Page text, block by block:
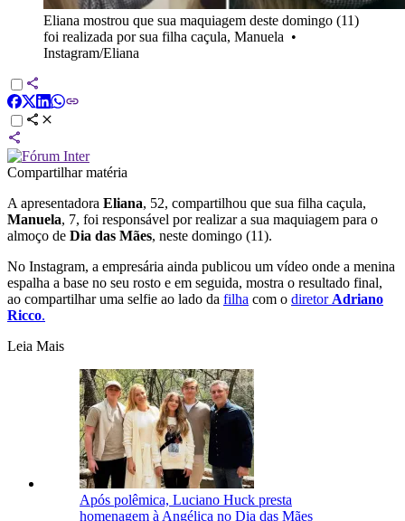
Eliana mostrou que sua maquiagem deste domingo (11)
foi realizada por sua filha caçula, Manuela •
Instagram/Eliana
Compartilhar matéria
A apresentadora Eliana, 52, compartilhou que sua filha caçula,
Manuela, 7, foi responsável por realizar a sua maquiagem para o
almoço de Dia das Mães, neste domingo (11).
No Instagram, a empresária ainda publicou um vídeo onde a menina
espalha a base no seu rosto e em seguida, mostra o resultado final,
ao compartilhar uma selfie ao lado da filha com o diretor Adriano
Ricco.
Leia Mais
Após polêmica, Luciano Huck presta
homenagem à Angélica no Dia das Mães